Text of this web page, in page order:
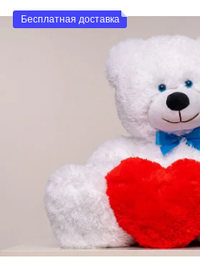
Бесплатная доставка